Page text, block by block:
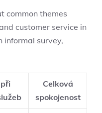
common themes
customer service in
informal survey,
Celková
spokojenost